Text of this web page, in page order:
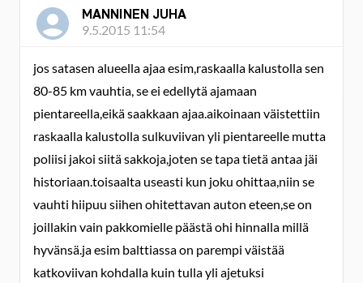
MANNINEN JUHA
9.5.2015 11:54
jos satasen alueella ajaa esim,raskaalla kalustolla sen
80-85 km vauhtia, se ei edellytä ajamaan
pientareella,eikä saakkaan ajaa.aikoinaan väistettiin
raskaalla kalustolla sulkuviivan yli pientareelle mutta
poliisi jakoi siitä sakkoja,joten se tapa tietä antaa jäi
historiaan.toisaalta useasti kun joku ohittaa,niin se
vauhti hiipuu siihen ohitettavan auton eteen,se on
joillakin vain pakkomielle päästä ohi hinnalla millä
hyvänsä.ja esim balttiassa on parempi väistää
katkoviivan kohdalla kuin tulla yli ajetuksi